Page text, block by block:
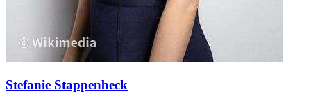
Stefanie Stappenbeck